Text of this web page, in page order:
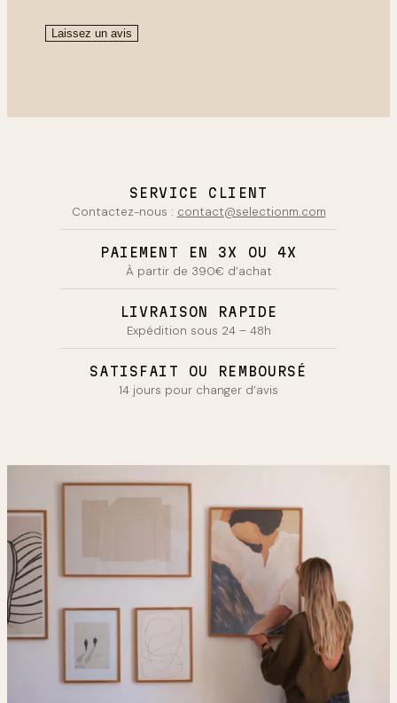
Laissez un avis
SERVICE CLIENT
Contactez-nous : contact@selectionm.com
PAIEMENT EN 3X OU 4X
À partir de 390€ d’achat
LIVRAISON RAPIDE
Expédition sous 24 – 48h
SATISFAIT OU REMBOURSÉ
14 jours pour changer d’avis